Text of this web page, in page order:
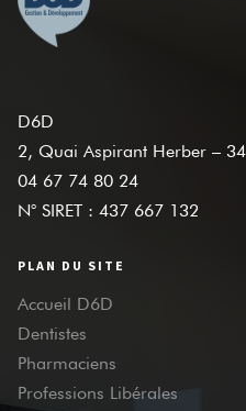
D6D
2, Quai Aspirant Herber –
04 67 74 80 24
N° SIRET : 437 667 132
PLAN DU SITE
Accueil D6D
Dentistes
Pharmaciens
Professions Libérales